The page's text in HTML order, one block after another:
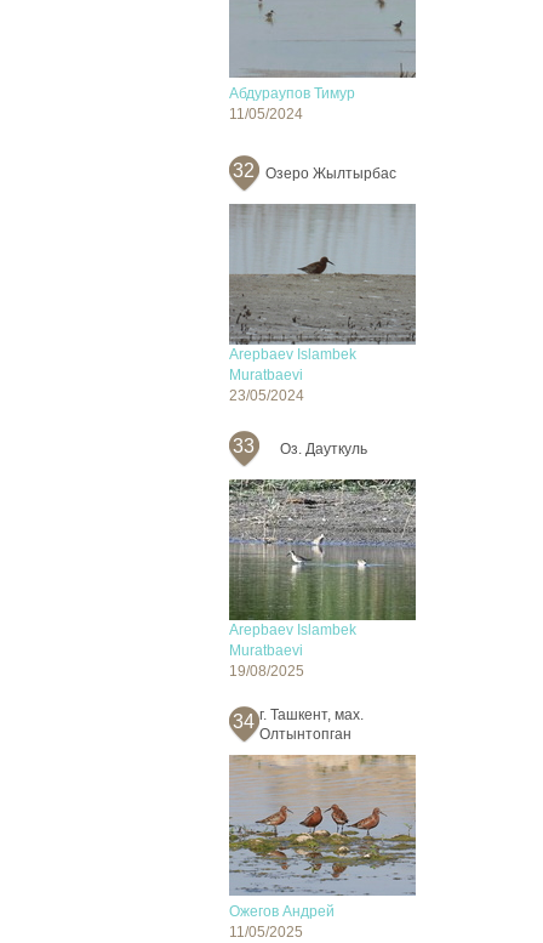
Абдураупов Тимур
11/05/2024
32 Озеро Жылтырбас
Arepbaev Islambek
Muratbaevi
23/05/2024
33 Оз. Дауткуль
Arepbaev Islambek
Muratbaevi
19/08/2025
34 г. Ташкент, мах.
Олтынтопган
Ожегов Андрей
11/05/2025